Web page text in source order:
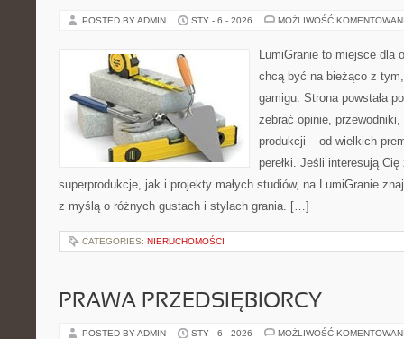
POSTED BY ADMIN STY - 6 - 2026 MOŻLIWOŚĆ
LumiGranie to miejsce dla
chcą być na bieżąco z
gamigu. Strona powstała
zebrać opinie,
produkcji – od wielkich
perełki. Jeśli interesują Cię
superprodukcje, jak i projekty małych studiów, na LumiGranie
z myślą o różnych gustach i stylach grania. […]
CATEGORIES: NIERUCHOMOŚCI
PRAWA PRZEDSIĘBIORCY
POSTED BY ADMIN STY - 6 - 2026 MOŻLIWOŚĆ